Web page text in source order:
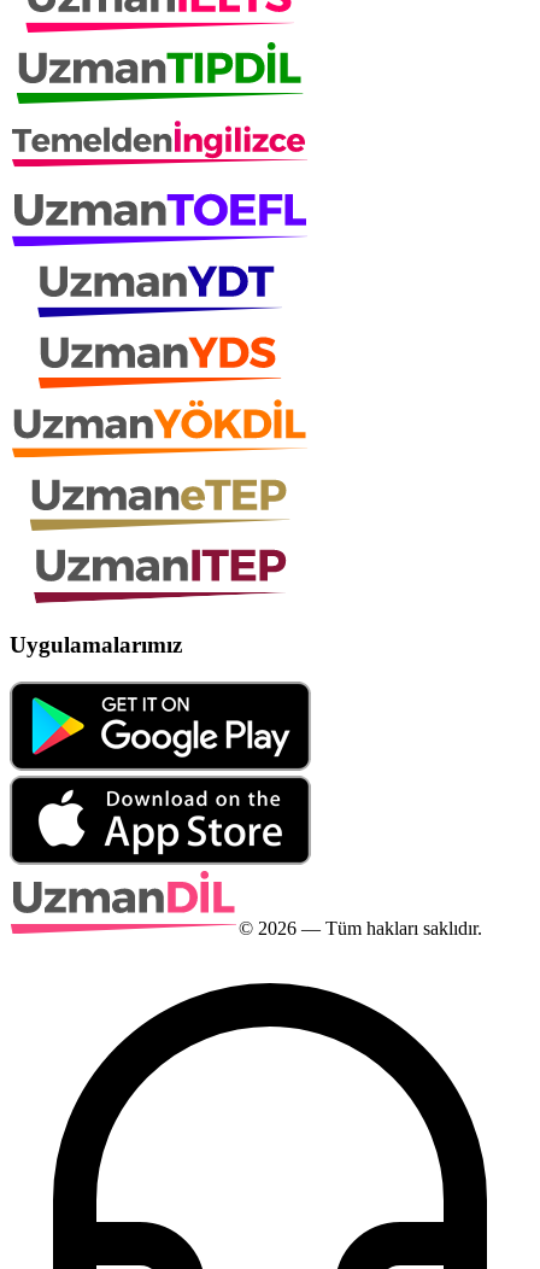
Uygulamalarımız
© 2026 — Tüm hakları saklıdır.